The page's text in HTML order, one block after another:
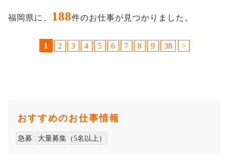
福岡県に、 188件のお仕事が見つかりました。
1 2 3 4 5 6 7 8 9 38 >
おすすめのお仕事情報
急募 大量募集（5名以上）